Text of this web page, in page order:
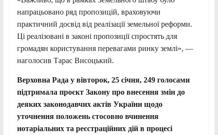
напрацьовано ряд пропозицій, враховуючи
практичний досвід від реалізації земельної реформи.
Ці реалізовані в законі пропозиції спростять для
громадян користування перевагами ринку землі», —
наголосив Тарас Висоцький.
Верховна Рада у вівторок, 25 січня, 249 голосами
підтримала проєкт Закону про внесення змін до
деяких законодавчих актів України щодо
уточнення положень стосовно вчинення
нотаріальних та реєстраційних дій в процесі